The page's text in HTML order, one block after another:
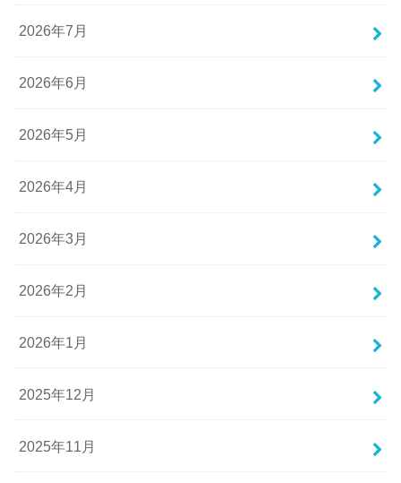
2026年7月
2026年6月
2026年5月
2026年4月
2026年3月
2026年2月
2026年1月
2025年12月
2025年11月